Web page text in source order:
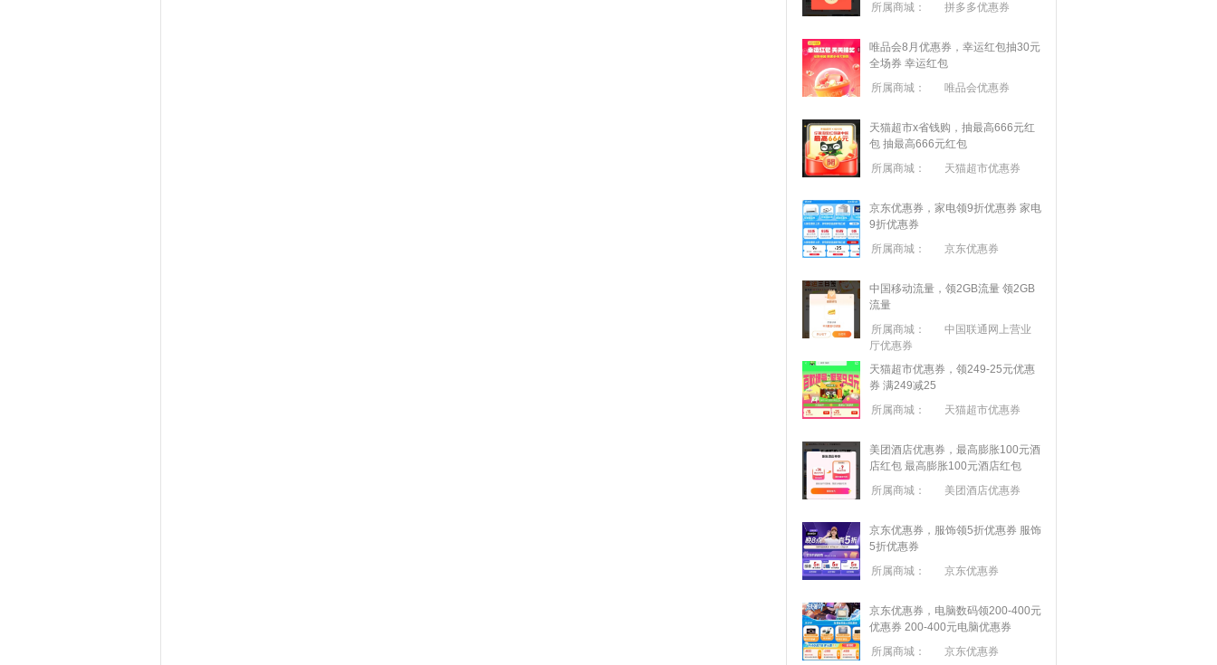
所属商城：
拼多多优惠券
唯品会8月优惠券，幸运红包抽30元
全场券 幸运红包
所属商城：
唯品会优惠券
天猫超市x省钱购，抽最高666元红
包 抽最高666元红包
所属商城：
天猫超市优惠券
京东优惠券，家电领9折优惠券 家电
9折优惠券
所属商城：
京东优惠券
中国移动流量，领2GB流量 领2GB
流量
所属商城：
中国联通网上营业
厅优惠券
天猫超市优惠券，领249-25元优惠
券 满249减25
所属商城：
天猫超市优惠券
美团酒店优惠券，最高膨胀100元酒
店红包 最高膨胀100元酒店红包
所属商城：
美团酒店优惠券
京东优惠券，服饰领5折优惠券 服饰
5折优惠券
所属商城：
京东优惠券
京东优惠券，电脑数码领200-400元
优惠券 200-400元电脑优惠券
所属商城：
京东优惠券